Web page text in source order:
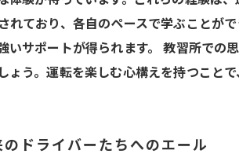
れており、各自のペースで学ぶことが
いサポートが得られます。 教習所で
ょう。運転を楽しむ心構えを持つこと
ドライバーたちへのエール